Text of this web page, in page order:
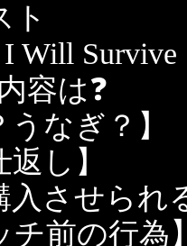
ト
Will Survive
容は❓
うなぎ？】
し】
入させられ
チ前の行為